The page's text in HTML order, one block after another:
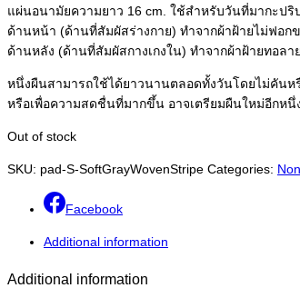
แผ่นอนามัยความยาว 16 cm. ใช้สำหรับวันที่มากะปริ
ด้านหน้า (ด้านที่สัมผัสร่างกาย) ทำจากผ้าฝ้ายไม่ฟอก
ด้านหลัง (ด้านที่สัมผัสกางเกงใน) ทำจากผ้าฝ้ายทอลา
หนึ่งผืนสามารถใช้ได้ยาวนานตลอดทั้งวันโดยไม่คันห
หรือเพื่อความสดชื่นที่มากขึ้น อาจเตรียมผืนใหม่อีกห
Out of stock
SKU: pad-S-SoftGrayWovenStripe Categories:
Facebook
Additional information
Additional information